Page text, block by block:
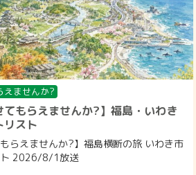
えませんか?
てもらえませんか?】福島・いわき
スト
らえませんか?】福島横断の旅 いわき市
ト 2026/8/1放送